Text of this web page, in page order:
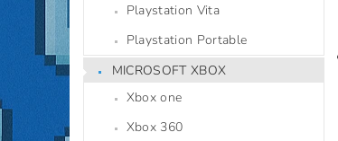
Playstation Vita
Playstation Portable
MICROSOFT XBOX
Xbox one
Xbox 360